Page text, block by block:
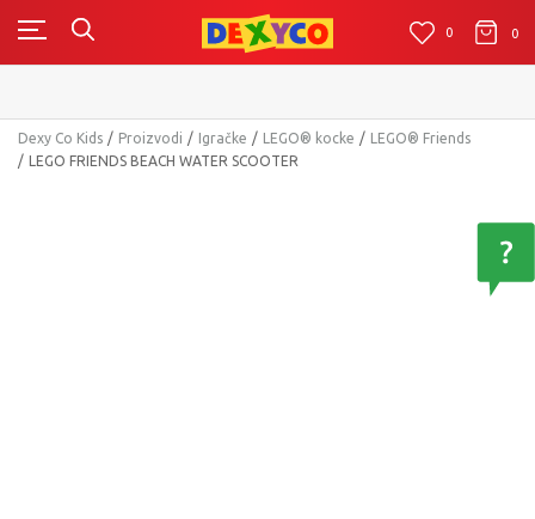
0 0
Dexy Co Kids Proizvodi Igračke LEGO® kocke
LEGO® Friends
LEGO FRIENDS BEACH WATER SCOOTER